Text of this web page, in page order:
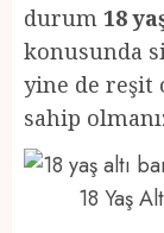
durum 18
konusunda
yine de reşit
sahip
18 Yaş